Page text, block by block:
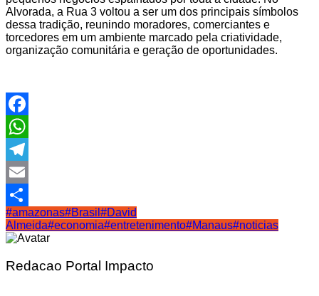
Alvorada, a Rua 3 voltou a ser um dos principais símbolos
dessa tradição, reunindo moradores, comerciantes e
torcedores em um ambiente marcado pela criatividade,
organização comunitária e geração de oportunidades.
Facebook
WhatsApp
Telegram
Email
Share
#amazonas#Brasil #David
Almeida#economia#entretenimento#Manaus#noticias
Redacao Portal Impacto